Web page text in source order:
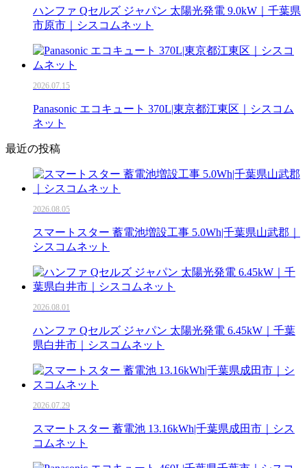
ハンファ Qセルズ ジャパン 太陽光発電 9.0kW｜千葉県
市原市｜シスコムネット
2026.07.15
Panasonic エコキュート 370L|東京都江東区｜シスコム
ネット
最近の投稿
2026.08.05
スマートスター 蓄電池増設工事 5.0Wh|千葉県山武郡｜
シスコムネット
2026.08.01
ハンファ Qセルズ ジャパン 太陽光発電 6.45kW｜千葉
県白井市｜シスコムネット
2026.07.29
スマートスター 蓄電池 13.16kWh|千葉県成田市｜シス
コムネット